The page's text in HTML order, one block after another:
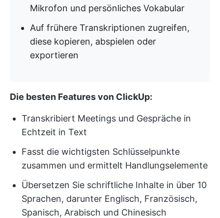
Mikrofon und persönliches Vokabular
Auf frühere Transkriptionen zugreifen,
diese kopieren, abspielen oder
exportieren
Die besten Features von ClickUp:
Transkribiert Meetings und Gespräche in
Echtzeit in Text
Fasst die wichtigsten Schlüsselpunkte
zusammen und ermittelt Handlungselemente
Übersetzen Sie schriftliche Inhalte in über 10
Sprachen, darunter Englisch, Französisch,
Spanisch, Arabisch und Chinesisch